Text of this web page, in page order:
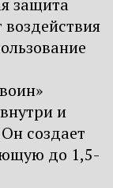
защита
и
создает
до 1,5-